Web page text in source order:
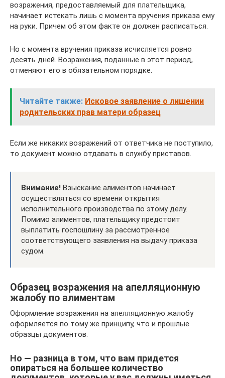
возражения, предоставляемый для плательщика,
начинает истекать лишь с момента вручения приказа ему
на руки. Причем об этом факте он должен расписаться.
Но с момента вручения приказа исчисляется ровно
десять дней. Возражения, поданные в этот период,
отменяют его в обязательном порядке.
Читайте также: Исковое заявление о лишении
родительских прав матери образец
Если же никаких возражений от ответчика не поступило,
то документ можно отдавать в службу приставов.
Внимание! Взыскание алиментов начинает
осуществляться со времени открытия
исполнительного производства по этому делу.
Помимо алиментов, плательщику предстоит
выплатить госпошлину за рассмотренное
соответствующего заявления на выдачу приказа
судом.
Образец возражения на апелляционную
жалобу по алиментам
Оформление возражения на апелляционную жалобу
оформляется по тому же принципу, что и прошлые
образцы документов.
Но — разница в том, что вам придется
опираться на большее количество